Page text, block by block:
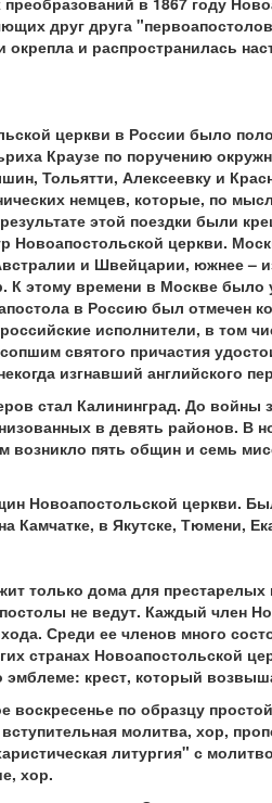
друг друга
и распространилась
церкви в России было
Краузе по поручению
Тольятти, Алексеевку и
немцев, которые, по
этой поездки были
Новоапостольской церкви.
и Швейцарии, южнее –
К этому времени в Москве было
в Россию был отмечен
исполнители, в том
святого причастия
изгнавший английского
стал Калининград. До войны
в девять районов. В
возникло пять общин и семь
Новоапостольской церкви.
Камчатке, в Якутске, Тюмени,
только дома для
не ведут. Каждый член
Среди ее членов много
странах Новоапостольской
эмблеме: крест, который
воскресенье по образцу
молитва, хор,
литургия" с
хор.